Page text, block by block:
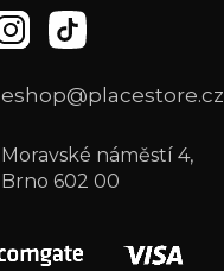
eshop@placestore.cz
Moravské náměstí 4,
Brno 602 00